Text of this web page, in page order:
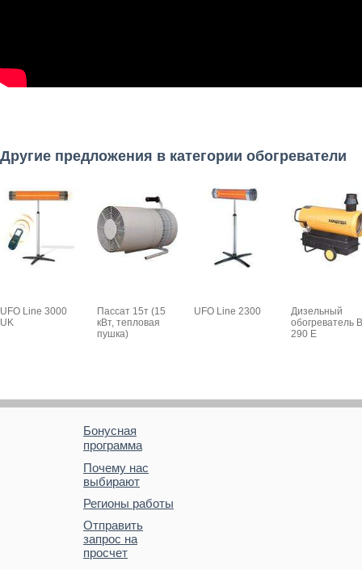
Другие предложения в категории обогреватели
UFO Line 3000
UK
Пассат 15т (15
кВт, тепловая
пушка)
UFO Line 2300
Дизельный
обогреватель
290 E
Бонусная
программа
Почему нас
выбирают
Регионы работы
Отправить
запрос на
просчет